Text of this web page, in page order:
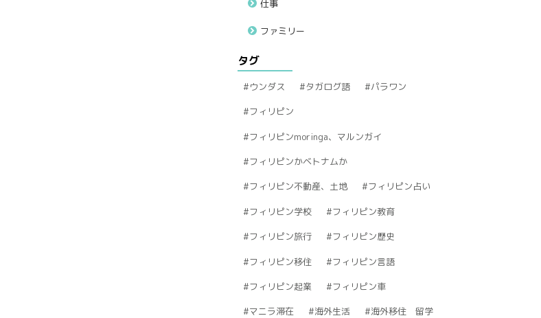
仕事
ファミリー
タグ
ウンダス タガログ語 パラワン
フィリピン
フィリピンmoringa、マルンガイ
フィリピンかベトナムか
フィリピン不動産、土地 フィリピン占い
フィリピン学校 フィリピン教育
フィリピン旅行 フィリピン歴史
フィリピン移住 フィリピン言語
フィリピン起業 フィリピン車
マニラ滞在 海外生活 海外移住 留学